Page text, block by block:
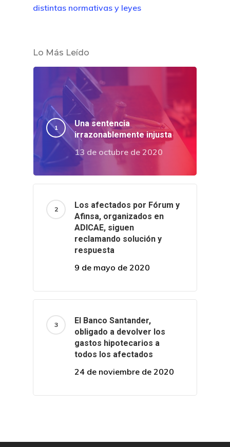
distintas normativas y leyes
Lo Más Leído
Una sentencia
irrazonablemente injusta
13 de octubre de 2020
Los afectados por Fórum y
Afinsa, organizados en
ADICAE, siguen
reclamando solución y
respuesta
9 de mayo de 2020
El Banco Santander,
obligado a devolver los
gastos hipotecarios a
todos los afectados
24 de noviembre de 2020